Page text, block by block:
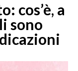
cos’è, a
sono